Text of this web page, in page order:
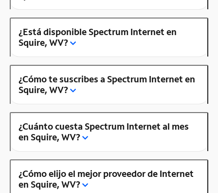
¿Está disponible Spectrum Internet en
Squire, WV?
¿Cómo te suscribes a Spectrum Internet en
Squire, WV?
¿Cuánto cuesta Spectrum Internet al mes
en Squire, WV?
¿Cómo elijo el mejor proveedor de Internet
en Squire, WV?